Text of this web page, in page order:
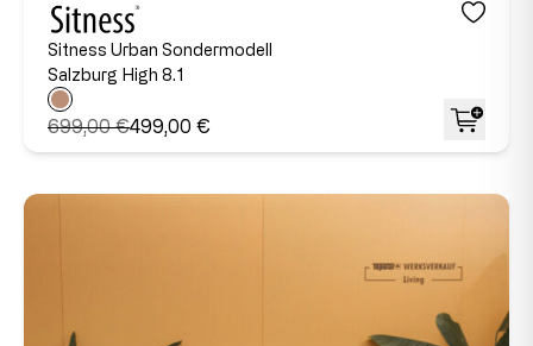
Sitness Urban Sondermodell
Salzburg High 8.1
699,00 €499,00 €